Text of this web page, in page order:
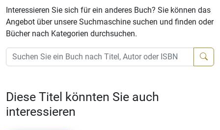
Interessieren Sie sich für ein anderes Buch? Sie können das
Angebot über unsere Suchmaschine suchen und finden oder
Bücher nach Kategorien durchsuchen.
Diese Titel könnten Sie auch
interessieren